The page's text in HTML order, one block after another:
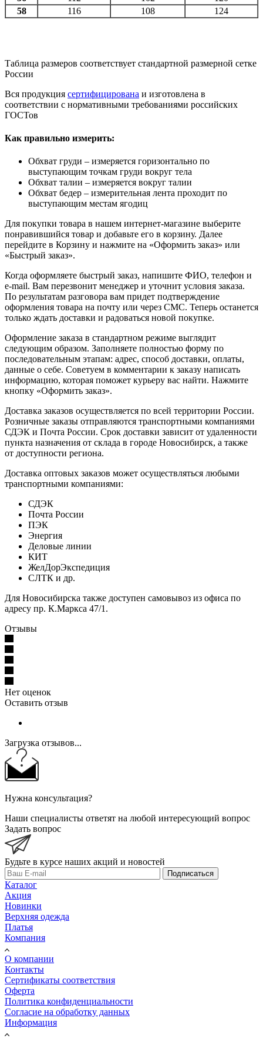
58
116 108 124
Таблица размеров соответствует стандартной размерной сетке
России
Вся продукция сертифицирована и изготовлена в
соответствии с нормативными требованиями российских
ГОСТов
Как правильно измерить:
Обхват груди – измеряется горизонтально по
выступающим точкам груди вокруг тела
Обхват талии – измеряется вокруг талии
Обхват бедер – измерительная лента проходит по
выступающим местам ягодиц
Для покупки товара в нашем интернет-магазине выберите
понравившийся товар и добавьте его в корзину. Далее
перейдите в Корзину и нажмите на «Оформить заказ» или
«Быстрый заказ».
Когда оформляете быстрый заказ, напишите ФИО, телефон и
e-mail. Вам перезвонит менеджер и уточнит условия заказа.
По результатам разговора вам придет подтверждение
оформления товара на почту или через СМС. Теперь останется
только ждать доставки и радоваться новой покупке.
Оформление заказа в стандартном режиме выглядит
следующим образом. Заполняете полностью форму по
последовательным этапам: адрес, способ доставки, оплаты,
данные о себе. Советуем в комментарии к заказу написать
информацию, которая поможет курьеру вас найти. Нажмите
кнопку «Оформить заказ».
Доставка заказов осуществляется по всей территории России.
Розничные заказы отправляются транспортными компаниями
СДЭК и Почта России. Срок доставки зависит от удаленности
пункта назначения от склада в городе Новосибирск, а также
от доступности региона.
Доставка оптовых заказов может осуществляться любыми
транспортными компаниями:
СДЭК
Почта России
ПЭК
Энергия
Деловые линии
КИТ
ЖелДорЭкспедиция
СЛТК и др.
Для Новосибирска также доступен самовывоз из офиса по
адресу пр. К.Маркса 47/1.
Отзывы
Нет оценок
Оставить отзыв
Загрузка отзывов...
Нужна консультация?
Наши специалисты ответят на любой интересующий вопрос
Задать вопрос
Будьте в курсе наших акций и новостей
Подписаться
Каталог
Акция
Новинки
Верхняя одежда
Платья
Компания
О компании
Контакты
Сертификаты соответствия
Оферта
Политика конфиденциальности
Согласие на обработку данных
Информация